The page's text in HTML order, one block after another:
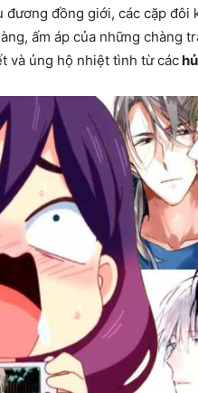
đồng giới, các cặp đôi
ấm áp của những chàng
và ủng hộ nhiệt tình từ các